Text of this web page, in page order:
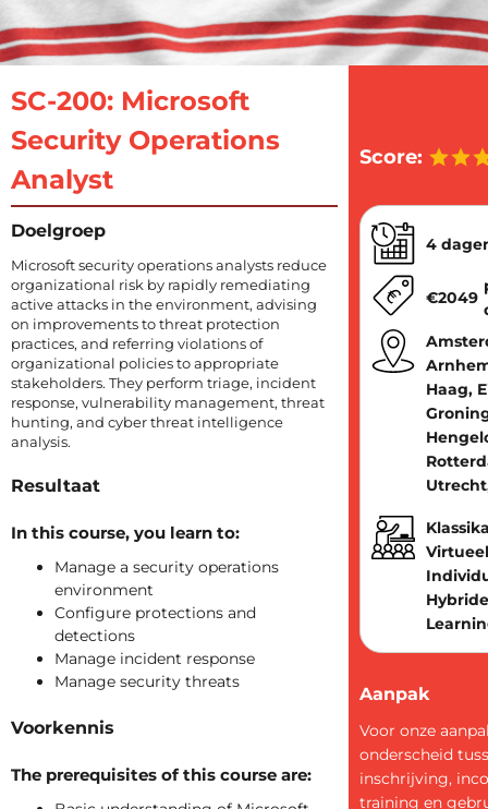
SC-200: Microsoft
Security Operations
Analyst
Doelgroep
Microsoft security operations analysts reduce
organizational risk by rapidly remediating
active attacks in the environment, advising
on improvements to threat protection
practices, and referring violations of
organizational policies to appropriate
stakeholders. They perform triage, incident
response, vulnerability management, threat
hunting, and cyber threat intelligence
analysis.
Resultaat
In this course, you learn to:
Manage a security operations
environment
Configure protections and
detections
Manage incident response
Manage security threats
Voorkennis
The prerequisites of this course are:
Score:
4
€2049
Haag,
Aanpak
Voor onze
onderscheid
inschrijving,
training en